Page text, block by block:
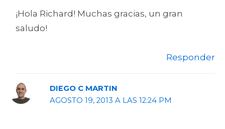
¡Hola Richard! Muchas gracias, un gran
saludo!
Responder
DIEGO C MARTIN
AGOSTO 19, 2013 A LAS 12:24 PM